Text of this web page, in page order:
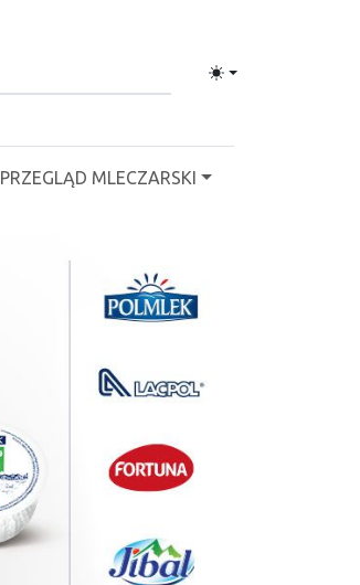
Toggle theme
PRZEGLĄD MLECZARSKI